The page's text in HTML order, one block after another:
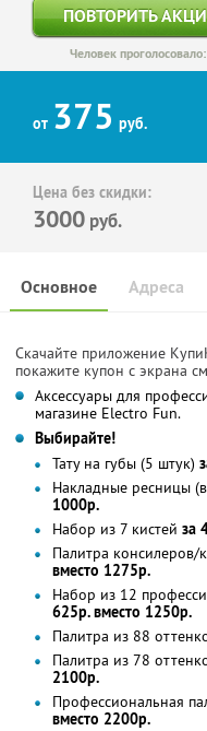
ПОВТОРИТЬ
Человек
от 375 руб.
Цена без скидки:
3000 руб.
Основное Адреса
Скачайте приложение
покажите купон с экрана
Аксессуары для
магазине Electro Fun.
Выбирайте!
Тату на губы (5 штук)
Накладные ресницы
1000р.
Набор из 7 кистей за
Палитра консилеров/
вместо 1275р.
Набор из 12
625р. вместо 1250р.
Палитра из 88
Палитра из 78
2100р.
Профессиональная
вместо 2200р.